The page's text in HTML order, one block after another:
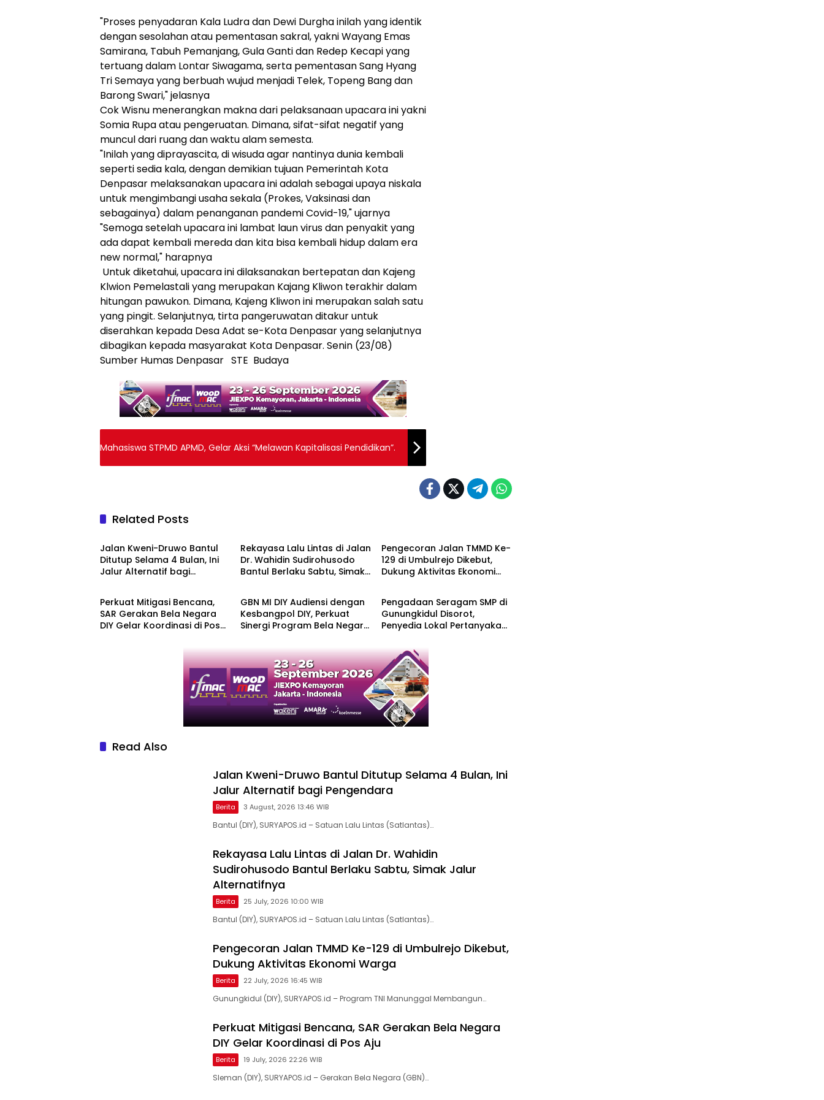
"Proses penyadaran Kala Ludra dan Dewi Durgha inilah yang identik
dengan sesolahan atau pementasan sakral, yakni Wayang Emas
Samirana, Tabuh Pemanjang, Gula Ganti dan Redep Kecapi yang
tertuang dalam Lontar Siwagama, serta pementasan Sang Hyang
Tri Semaya yang berbuah wujud menjadi Telek, Topeng Bang dan
Barong Swari," jelasnya
Cok Wisnu menerangkan makna dari pelaksanaan upacara ini yakni
Somia Rupa atau pengeruatan. Dimana, sifat-sifat negatif yang
muncul dari ruang dan waktu alam semesta.
"Inilah yang diprayascita, di wisuda agar nantinya dunia kembali
seperti sedia kala, dengan demikian tujuan Pemerintah Kota
Denpasar melaksanakan upacara ini adalah sebagai upaya niskala
untuk mengimbangi usaha sekala (Prokes, Vaksinasi dan
sebagainya) dalam penanganan pandemi Covid-19," ujarnya
"Semoga setelah upacara ini lambat laun virus dan penyakit yang
ada dapat kembali mereda dan kita bisa kembali hidup dalam era
new normal," harapnya
Untuk diketahui, upacara ini dilaksanakan bertepatan dan Kajeng
Klwion Pemelastali yang merupakan Kajang Kliwon terakhir dalam
hitungan pawukon. Dimana, Kajeng Kliwon ini merupakan salah satu
yang pingit. Selanjutnya, tirta pangeruwatan ditakur untuk
diserahkan kepada Desa Adat se-Kota Denpasar yang selanjutnya
dibagikan kepada masyarakat Kota Denpasar. Senin (23/08)
Sumber Humas Denpasar STE Budaya
Mahasiswa STPMD APMD, Gelar Aksi “Melawan Kapitalisasi Pendidikan”.
Related Posts
Berita
Jalan Kweni-Druwo Bantul
Ditutup Selama 4 Bulan, Ini
Jalur Alternatif bagi
Rekayasa Lalu Lintas di Jalan
Dr. Wahidin Sudirohusodo
Bantul Berlaku Sabtu, Simak
Pengecoran Jalan TMMD Ke-
129 di Umbulrejo Dikebut,
Dukung Aktivitas Ekonomi
Berita
Perkuat Mitigasi Bencana,
SAR Gerakan Bela Negara
DIY Gelar Koordinasi di Pos
Berita
GBN MI DIY Audiensi dengan
Kesbangpol DIY, Perkuat
Sinergi Program Bela Negara
Berita
Pengadaan Seragam SMP di
Gunungkidul Disorot,
Penyedia Lokal Pertanyakan
ke Vendor yang Sama
Read Also
Jalan Kweni-Druwo Bantul Ditutup Selama 4 Bulan, Ini
Jalur Alternatif bagi Pengendara
Berita 3 August, 2026 13:46 WIB
Bantul (DIY), SURYAPOS.id – Satuan Lalu Lintas (Satlantas)…
Rekayasa Lalu Lintas di Jalan Dr. Wahidin
Sudirohusodo Bantul Berlaku Sabtu, Simak Jalur
Alternatifnya
Berita 25 July, 2026 10:00 WIB
Bantul (DIY), SURYAPOS.id – Satuan Lalu Lintas (Satlantas)…
Pengecoran Jalan TMMD Ke-129 di Umbulrejo Dikebut,
Dukung Aktivitas Ekonomi Warga
Berita 22 July, 2026 16:45 WIB
Gunungkidul (DIY), SURYAPOS.id – Program TNI Manunggal Membangun…
Perkuat Mitigasi Bencana, SAR Gerakan Bela Negara
DIY Gelar Koordinasi di Pos Aju
Berita 19 July, 2026 22:26 WIB
Sleman (DIY), SURYAPOS.id – Gerakan Bela Negara (GBN)…